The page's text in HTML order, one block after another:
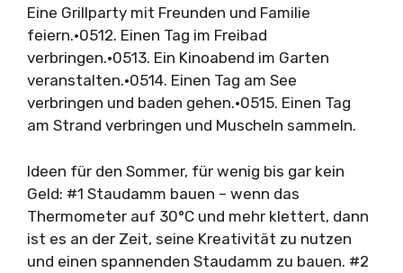
Eine Grillparty mit Freunden und Familie
feiern.•0512. Einen Tag im Freibad
verbringen.•0513. Ein Kinoabend im Garten
veranstalten.•0514. Einen Tag am See
verbringen und baden gehen.•0515. Einen Tag
am Strand verbringen und Muscheln sammeln.
Ideen für den Sommer, für wenig bis gar kein
Geld: #1 Staudamm bauen – wenn das
Thermometer auf 30°C und mehr klettert, dann
ist es an der Zeit, seine Kreativität zu nutzen
und einen spannenden Staudamm zu bauen. #2